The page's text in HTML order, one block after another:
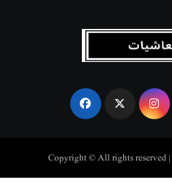
Copyright © All rights reserved |